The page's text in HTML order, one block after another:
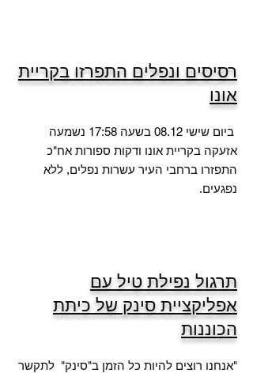
רסיסים ונפלים התפרזו בקריית
אונו
ביום שישי 08.12 בשעה 17:58 נשמעה
אזעקה בקריית אונו ודקות ספורות אח"כ
התפזרו ברחבי העיר עשרות נפלים, ללא
נפגעים.
תרגול נפילת טיל עם
אפליקציית סינק של כיתת
הכוננות
"אנחנו רוצים להיות כל הזמן ב"סינק" לתקשר